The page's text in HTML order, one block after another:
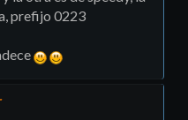
prefijo 0223